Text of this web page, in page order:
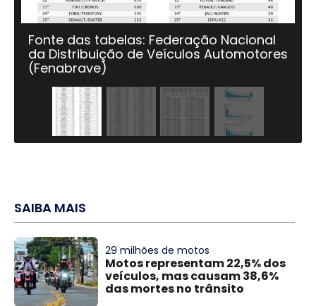
Fonte das tabelas: Federação Nacional
da Distribuição de Veículos Automotores
(Fenabrave)
SAIBA MAIS
29 milhões de motos
Motos representam 22,5% dos
veículos, mas causam 38,6%
das mortes no trânsito